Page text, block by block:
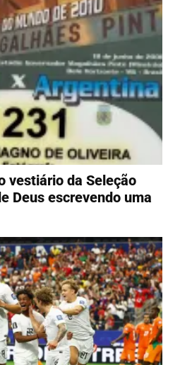
vestiário da Seleção
Deus escrevendo uma